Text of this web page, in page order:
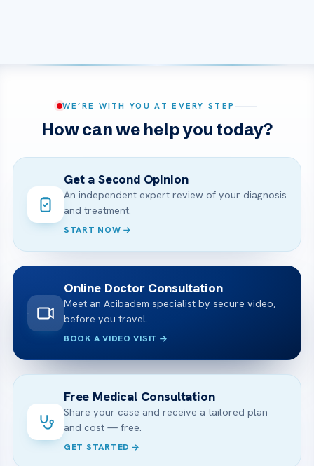
WE’RE WITH YOU AT EVERY STEP
How can we help you today?
Get a Second Opinion
An independent expert review of your diagnosis
and treatment.
START NOW
Online Doctor Consultation
Meet an Acibadem specialist by secure video,
before you travel.
BOOK A VIDEO VISIT
Free Medical Consultation
Share your case and receive a tailored plan
and cost — free.
GET STARTED